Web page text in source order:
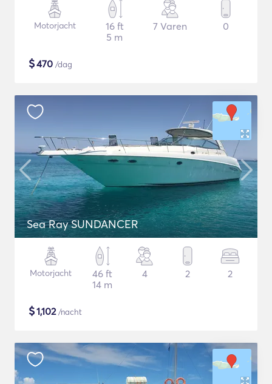
Motorjacht
16 ft
5 m
7 Varen 0
$470 /dag
Sea Ray SUNDANCER
Motorjacht
46 ft
14 m
4 2 2
$1,102/nacht